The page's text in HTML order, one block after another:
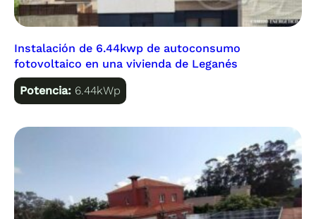
Instalación de 6.44kwp de autoconsumo
fotovoltaico en una vivienda de Leganés
Potencia: 6.44kWp